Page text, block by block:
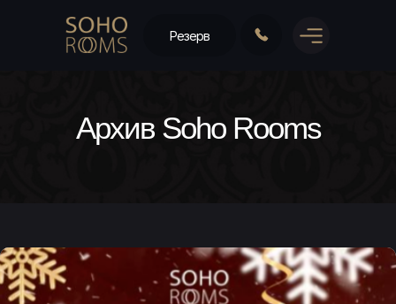
Резерв
Архив Soho Rooms